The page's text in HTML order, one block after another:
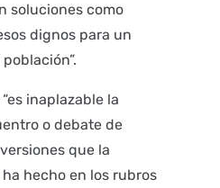
soluciones como
dignos para un
inaplazable la
o debate de
que la
hecho en los rubros